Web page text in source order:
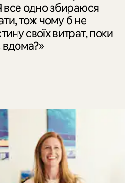
все одно збираюся
тож чому б не
своїх витрат, поки